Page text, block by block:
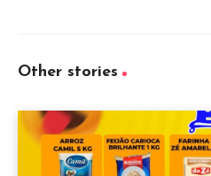
Other stories